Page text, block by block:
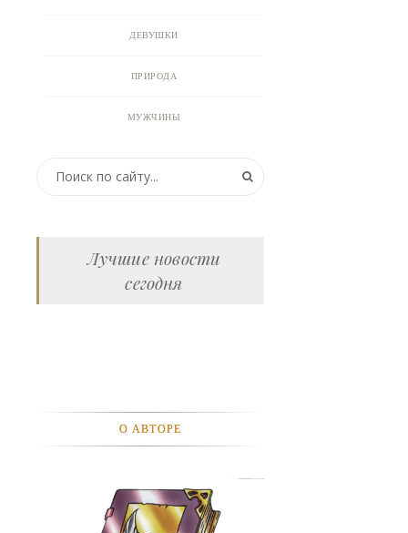
ДЕВУШКИ
ПРИРОДА
МУЖЧИНЫ
ОТКРЫТКИ
ЛЮДИ
ПОДРОСТКИ
Лучшие новости
сегодня
О АВТОРЕ